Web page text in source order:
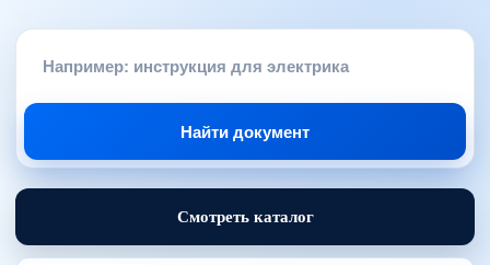
Найти документ
Смотреть каталог